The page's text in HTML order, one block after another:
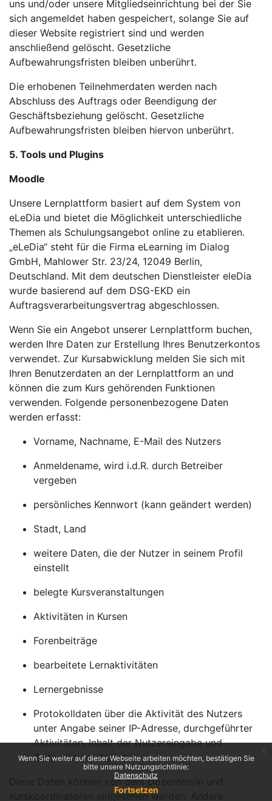
Wenn Sie weiter auf dieser Webseite arbeiten möchten, bestätigen Sie
bitte unsere Nutzungsrichtlinie:
Datenschutz
Fortsetzen
uns und/oder unsere Mitgliedseinrichtung bei der Sie
sich angemeldet haben gespeichert, solange Sie auf
dieser Website registriert sind und werden
anschließend gelöscht. Gesetzliche
Aufbewahrungsfristen bleiben unberührt.
Die erhobenen Teilnehmerdaten werden nach
Abschluss des Auftrags oder Beendigung der
Geschäftsbeziehung gelöscht. Gesetzliche
Aufbewahrungsfristen bleiben hiervon unberührt.
5. Tools und Plugins
Moodle
Unsere Lernplattform basiert auf dem System von
eLeDia und bietet die Möglichkeit unterschiedliche
Themen als Schulungsangebot online zu etablieren.
„eLeDia“ steht für die Firma eLearning im Dialog
GmbH, Mahlower Str. 23/24, 12049 Berlin,
Deutschland. Mit dem deutschen Dienstleister eleDia
wurde basierend auf dem DSG-EKD ein
Auftragsverarbeitungsvertrag abgeschlossen.
Wenn Sie ein Angebot unserer Lernplattform buchen,
werden Ihre Daten zur Erstellung Ihres Benutzerkontos
verwendet. Zur Kursabwicklung melden Sie sich mit
Ihren Benutzerdaten an der Lernplattform an und
können die zum Kurs gehörenden Funktionen
verwenden. Folgende personenbezogene Daten
werden erfasst:
Vorname, Nachname, E-Mail des Nutzers
Anmeldename, wird i.d.R. durch Betreiber
vergeben
persönliches Kennwort (kann geändert werden)
Stadt, Land
weitere Daten, die der Nutzer in seinem Profil
einstellt
belegte Kursveranstaltungen
Aktivitäten in Kursen
Forenbeiträge
bearbeitete Lernaktivitäten
Lernergebnisse
Protokolldaten über die Aktivität des Nutzers
unter Angabe seiner IP-Adresse, durchgeführter
Aktivitäten, Inhalt der Nutzereingabe und
Zeitpunkt der Aktivität.
Diese Daten können von dem Dozenten/in und
Kurskoordinatoren eingesehen werden. Andere